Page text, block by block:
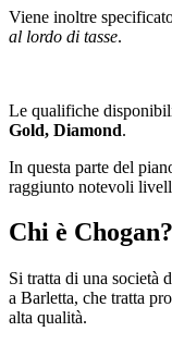
Viene inoltre
al lordo di tasse.
Le qualifiche
Gold, Diamond.
In questa parte del
raggiunto notevoli
Chi è Chogan?
Si tratta di una società
a Barletta, che tratta
alta qualità.